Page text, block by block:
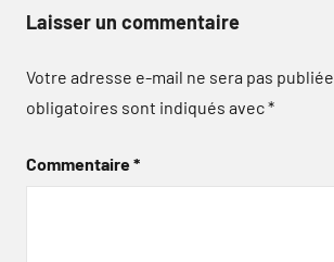
Laisser un commentaire
Votre adresse e-mail ne sera pas publiée.
obligatoires sont indiqués avec*
Commentaire*